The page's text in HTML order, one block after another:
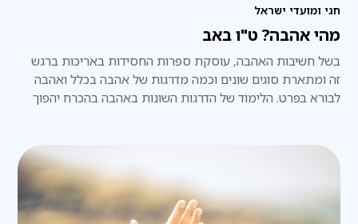
חגי ומועדי ישראל
מהי אהבה? ט"ו באב
בשל חשיבות האהבה, עוסקת ספרות החסידות באריכות ברגש
זה ומתארת סוגים שונים וכמה מדרגות של אהבה בכלל ואהבה
לבורא בפרט. הלימוד של הדרגות השונות באהבה בהכרח יהפוך